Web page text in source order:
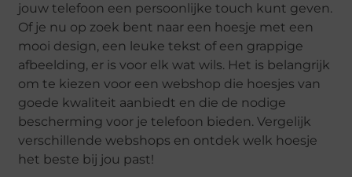
jouw telefoon een persoonlijke touch kunt geven.
Of je nu op zoek bent naar een hoesje met een
mooi design, een leuke tekst of een grappige
afbeelding, er is voor elk wat wils. Het is belangrijk
om te kiezen voor een webshop die hoesjes van
goede kwaliteit aanbiedt en die de nodige
bescherming voor je telefoon bieden. Vergelijk
verschillende webshops en ontdek welk hoesje
het beste bij jou past!